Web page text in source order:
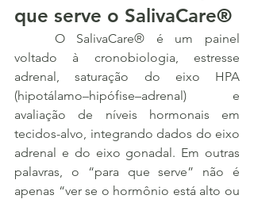
que serve o SalivaCare®
voltado à cronobiologia, estresse
adrenal, saturação do eixo HPA
(hipotálamo–hipófise–adrenal) e
avaliação de níveis hormonais em
tecidos-alvo, integrando dados do eixo
adrenal e do eixo gonadal. Em outras
palavras, o “para que serve” não é
apenas “ver se o hormônio está alto ou